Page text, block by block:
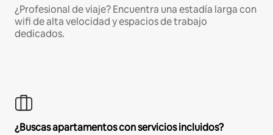
¿Profesional de viaje? Encuentra una estadía larga con
wifi de alta velocidad y espacios de trabajo
dedicados.
¿Buscas apartamentos con servicios incluidos?